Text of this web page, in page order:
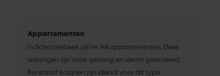
Appartementen
In Schoonebeek zijn er 148 appartementen. Deze
woningen zijn vaak gehorig en slecht geïsoleerd.
Kunststof kozijnen zijn ideaal voor dit type